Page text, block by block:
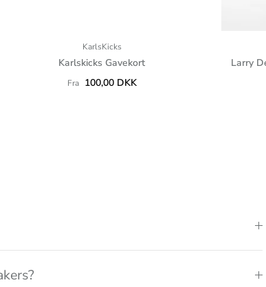
KarlsKicks
Karlskicks Gavekort
Fra 100,00 DKK
Larry